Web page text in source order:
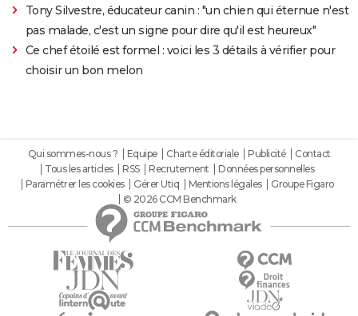
Tony Silvestre, éducateur canin : "un chien qui éternue n'est
pas malade, c'est un signe pour dire qu'il est heureux"
Ce chef étoilé est formel : voici les 3 détails à vérifier pour
choisir un bon melon
Qui sommes-nous ? Equipe Charte éditoriale Publicité
Contact
Tous les articles
RSS Recrutement
Données personnelles
Paramétrer les cookies
Gérer Utiq Mentions légales
Groupe Figaro
© 2026 CCM Benchmark